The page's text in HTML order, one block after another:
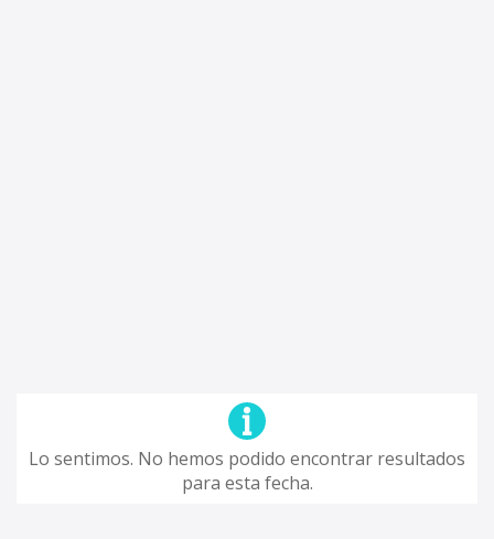
Lo sentimos. No hemos podido encontrar resultados
para esta fecha.